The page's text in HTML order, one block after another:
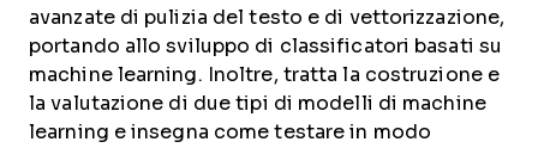
avanzate di pulizia del testo e di vettorizzazione,
portando allo sviluppo di classificatori basati su
machine learning. Inoltre, tratta la costruzione e
la valutazione di due tipi di modelli di machine
learning e insegna come testare in modo